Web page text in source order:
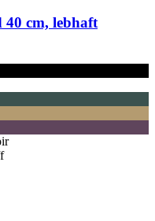
40 cm, lebhaft